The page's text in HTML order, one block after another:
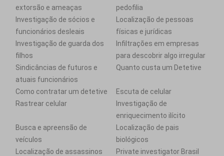
extorsão e ameaças
pedofilia
Investigação de sócios e
funcionários desleais
Localização de pessoas
físicas e jurídicas
Investigação de guarda dos
filhos
Infiltrações em empresas
para descobrir algo irregular
Sindicâncias de futuros e
atuais funcionários
Quanto custa um Detetive
Como contratar um detetive
Escuta de celular
Rastrear celular
Investigação de
enriquecimento ilícito
Busca e apreensão de
veículos
Localização de pais
biológicos
Localização de assassinos
Private investigator Brasil